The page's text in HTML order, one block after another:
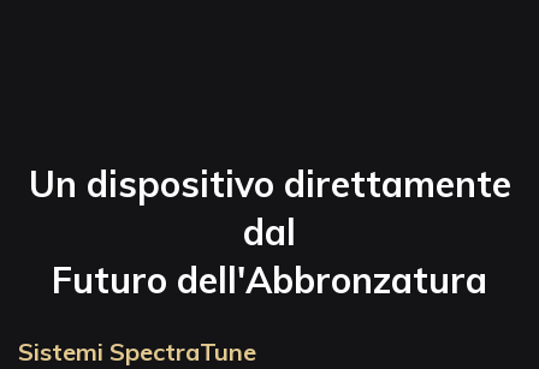
Un dispositivo direttamente
dal
Futuro dell'Abbronzatura
Sistemi SpectraTune